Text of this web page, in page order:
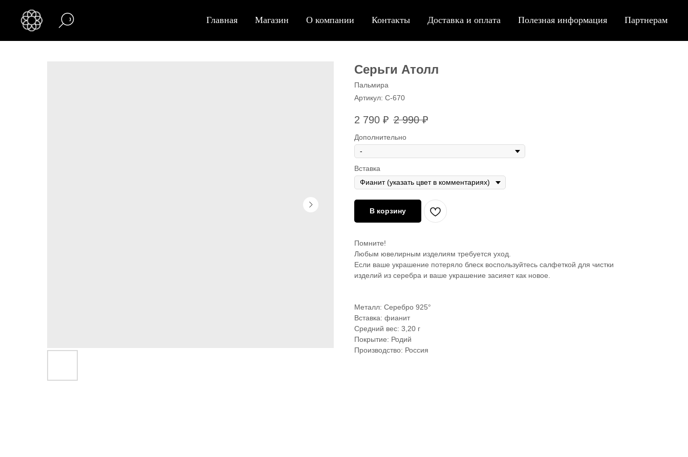
Главная Магазин О компании Контакты Доставка и оплата Полезная информация Партнерам
Серьги Атолл
Пальмира
Артикул: С-670
2 790 ₽ 2 990 ₽
Дополнительно
Вставка
В корзину
Помните!
Любым ювелирным изделиям требуется уход.
Если ваше украшение потеряло блеск воспользуйтесь салфеткой для чистки
изделий из серебра и ваше украшение засияет как новое.
Металл: Серебро 925°
Вставка: фианит
Средний вес: 3,20 г
Покрытие: Родий
Производство: Россия